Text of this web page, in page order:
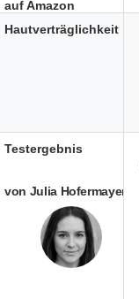
auf Amazon
Hautverträglichkeit
Testergebnis
von Julia Hofermayer